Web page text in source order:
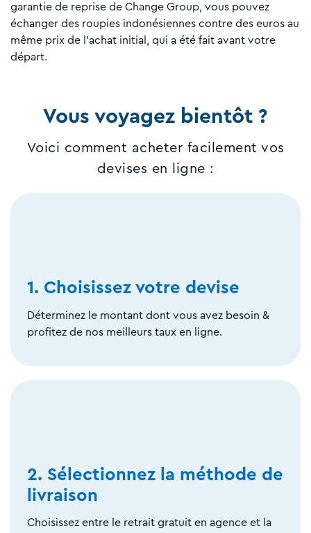
garantie de reprise de Change Group, vous pouvez
échanger des roupies indonésiennes contre des euros au
même prix de l’achat initial, qui a été fait avant votre
départ.
Vous voyagez bientôt ?
Voici comment acheter facilement vos
devises en ligne :
1. Choisissez votre devise
Déterminez le montant dont vous avez besoin &
profitez de nos meilleurs taux en ligne.
2. Sélectionnez la méthode de
livraison
Choisissez entre le retrait gratuit en agence et la